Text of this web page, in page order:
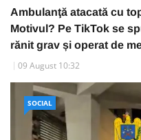
Ambulanţă atacată cu
Motivul? Pe TikTok se
rănit grav și operat de
09 August 10:32
SOCIAL